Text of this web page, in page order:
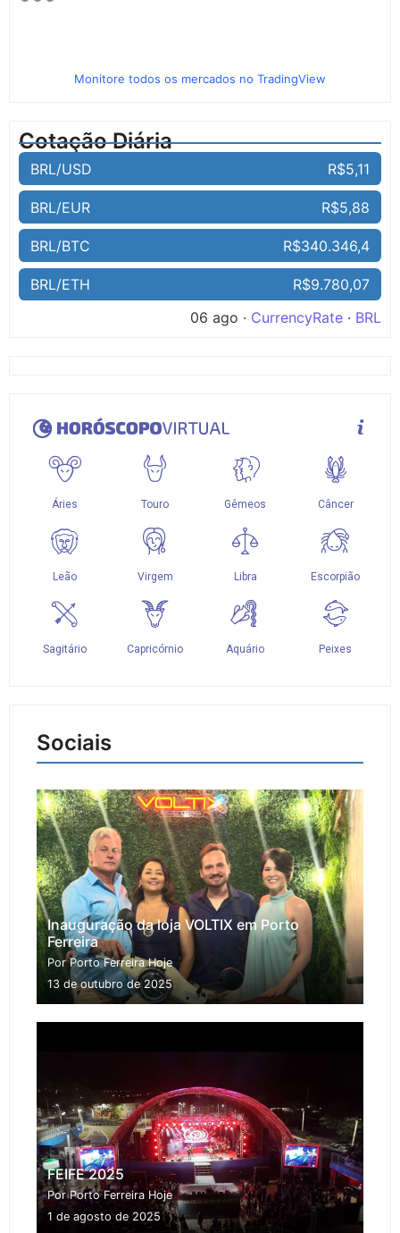
Monitore todos os mercados no TradingView
Cotação Diária
BRL/USD R$5,11
BRL/EUR R$5,88
BRL/BTC R$340.346,4
BRL/ETH
R$9.780,07
06 ago · CurrencyRate · BRL
Sociais
Inauguração da loja VOLTIX em Porto
Ferreira
Por Porto Ferreira Hoje
13 de outubro de 2025
FEIFE 2025
Por Porto Ferreira Hoje
1 de agosto de 2025